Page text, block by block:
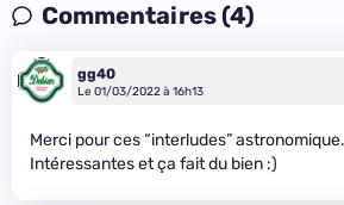
Commentaires (4)
gg40
Le 01/03/2022 à 16h13
Merci pour ces “interludes” astronomique.
Intéressantes et ça fait du bien :)